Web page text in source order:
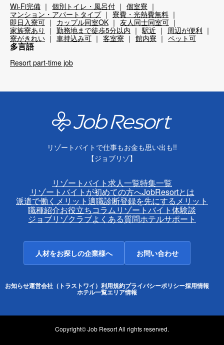
Wi-Fi完備 個別トイレ・風呂付
個室寮
マンション・アパートタイプ
寮費・光熱費無料
即日入寮可
カップル同室OK
友人同士同室可
家族寮あり
勤務地まで徒歩5分以内 駅近
周辺が便利
寮がきれい
車持込み可 客室寮 館内寮 ペット可
多言語
Resort part-time job
リゾートバイトで仕事もお金も思い出も!!
【ジョブリゾ】
リゾートバイト求人一覧特集一覧
リゾートバイトが初めての方へJobResortとは
派遣で働くメリット適職診断登録を先にするメリット
職種紹介お役立ちコラムリゾートバイト体験談
ジョブリゾクラブよくある質問ホテルサポート
人材をお探しの企業様へ お問い合わせ
お知らせ運営会社（トラストワイ） 利用規約プライバシーポリシー採用情報
ホテル一覧エリア情報
Copyright© Job Resort All rights reserved.